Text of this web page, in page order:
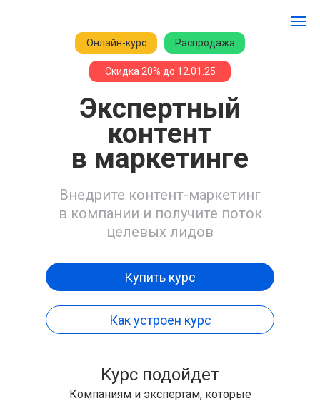
Экспертный
контент
в маркетинге
Внедрите контент-маркетинг
в компании и получите поток
целевых лидов
Купить курс
Как устроен курс
Онлайн-курс Распродажа
Скидка 20% до 12.01.25
Курс подойдет
Компаниям и экспертам, которые